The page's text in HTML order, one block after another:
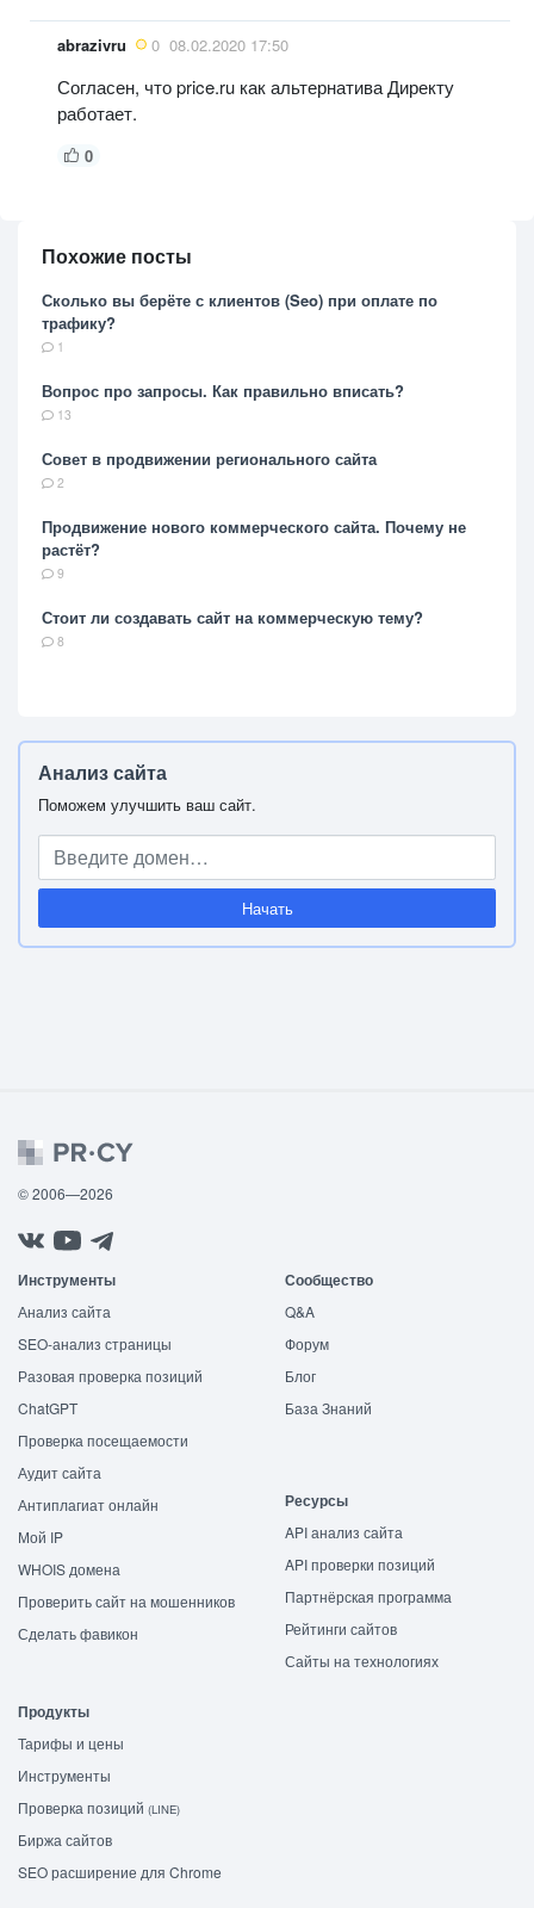
abrazivru 0 08.02.2020 17:50
Согласен, что price.ru как альтернатива Директу
работает.
0
Похожие посты
Сколько вы берёте с клиентов (Seo) при оплате по
трафику?
1
Вопрос про запросы. Как правильно вписать?
13
Совет в продвижении регионального сайта
2
Продвижение нового коммерческого сайта. Почему не
растёт?
9
Стоит ли создавать сайт на коммерческую тему?
8
Анализ сайта
Поможем улучшить ваш сайт.
Начать
© 2006—2026
Инструменты
Анализ сайта
SEO-анализ страницы
Разовая проверка позиций
ChatGPT
Проверка посещаемости
Аудит сайта
Антиплагиат онлайн
Мой IP
WHOIS домена
Проверить сайт на мошенников
Сделать фавикон
Сообщество
Q&A
Форум
Блог
База Знаний
Ресурсы
API анализ сайта
API проверки позиций
Партнёрская программа
Рейтинги сайтов
Сайты на технологиях
Продукты
Тарифы и цены
Инструменты
Проверка позиций (LINE)
Биржа сайтов
SEO расширение для Chrome